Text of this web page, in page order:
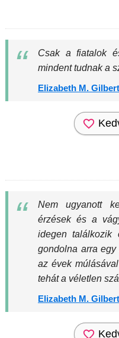
Csak a fiatalok
mindent tudnak a
Elizabeth M. Gilbert
Nem ugyanott
érzések és a
idegen találkozik
gondolna arra
az évek
tehát a véletlen
Elizabeth M. Gilbert